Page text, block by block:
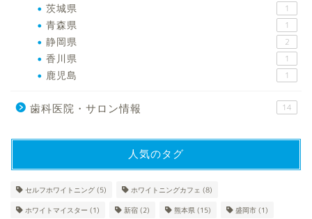
茨城県 1
青森県 1
静岡県 2
香川県 1
鹿児島 1
歯科医院・サロン情報 14
人気のタグ
セルフホワイトニング (5) ホワイトニングカフェ (8)
ホワイトマイスター (1) 新宿 (2) 熊本県 (15) 盛岡市 (1)